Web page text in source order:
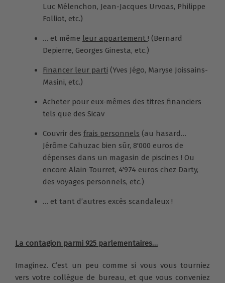
Luc Mélenchon, Jean-Jacques Urvoas, Philippe
Folliot, etc.)
… et même leur appartement ! (Bernard
Depierre, Georges Ginesta, etc.)
Financer leur parti (Yves Jégo, Maryse Joissains-
Masini, etc.)
Acheter pour eux-mêmes des titres financiers
tels que des Sicav
Couvrir des frais personnels (au hasard…
Jérôme Cahuzac bien sûr, 8'000 euros de
dépenses dans un magasin de piscines ! Ou
encore Alain Tourret, 4'974 euros chez Darty,
des voyages personnels, etc.)
… et tant d’autres excès scandaleux !
La contagion parmi 925 parlementaires…
Imaginez. C’est un peu comme si vous vous tourniez
vers votre collègue de bureau, et que vous conveniez